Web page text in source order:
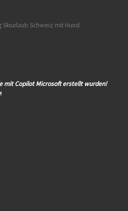
Skiurlaub Schweiz mit Hund
mit Copilot Microsoft erstellt wurden!
!